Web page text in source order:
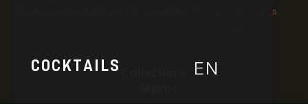
COCKTAILS EN
Pour en savoir plus